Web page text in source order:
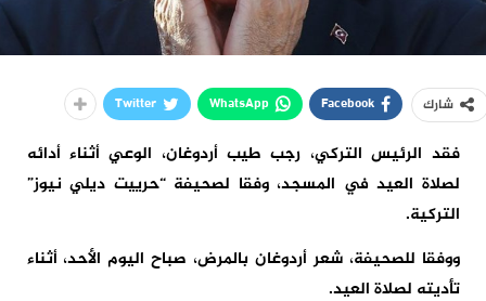
شارك Facebook
WhatsApp
Twitter
فقد الرئيس التركي، رجب طيب أردوغان، الوعي أثناء أدائه
لصلاة العيد في المسجد، وفقا لصحيفة “حرييت ديلي نيوز”
التركية.
ووفقا للصحيفة، شعر أردوغان بالمرض، صباح اليوم الأحد، أثناء
تأديته لصلاة العيد.